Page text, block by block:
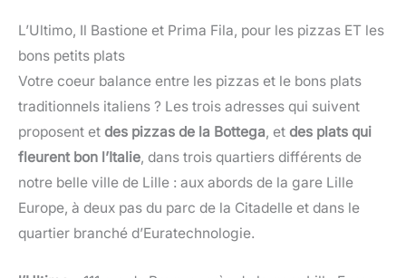
L’Ultimo, Il Bastione et Prima Fila, pour les pizzas ET les
bons petits plats
Votre coeur balance entre les pizzas et le bons plats
traditionnels italiens ? Les trois adresses qui suivent
proposent et des pizzas de la Bottega, et des plats qui
fleurent bon l’Italie, dans trois quartiers différents de
notre belle ville de Lille : aux abords de la gare Lille
Europe, à deux pas du parc de la Citadelle et dans le
quartier branché d’Euratechnologie.